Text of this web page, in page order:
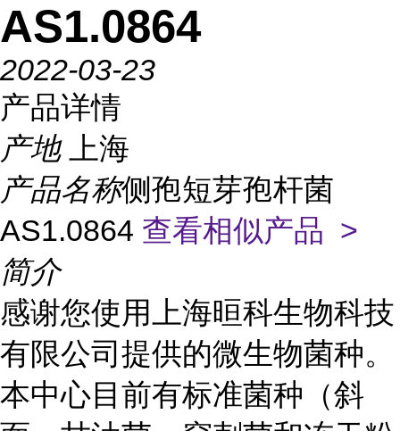
AS1.0864
2022-03-23
产品详情
产地
上海
产品名称侧孢短芽孢杆菌
AS1.0864 查看相似产品 >
简介
感谢您使用上海晅科生物科技
有限公司提供的微生物菌种。
本中心目前有标准菌种（斜